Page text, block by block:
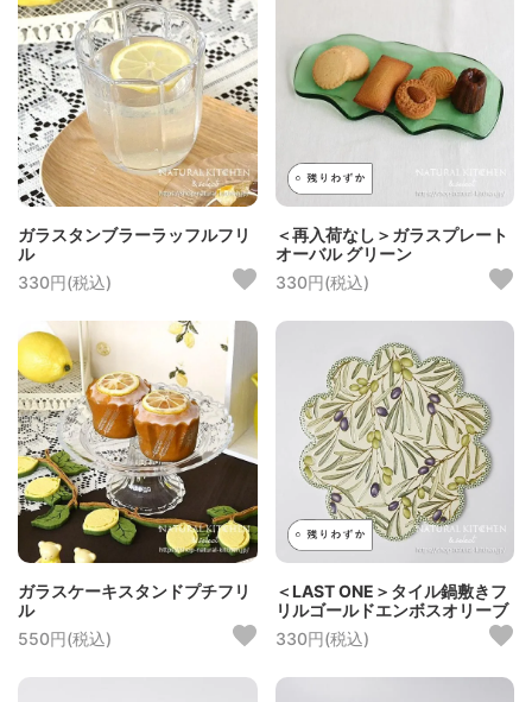
ガラスタンブラーラッフルフリ
ル
330円(税込)
＜再入荷なし＞ガラスプレート
オーバル グリーン
330円(税込)
ガラスケーキスタンドプチフリ
ル
550円(税込)
＜LAST ONE＞タイル鍋敷きフ
リルゴールドエンボスオリーブ
330円(税込)